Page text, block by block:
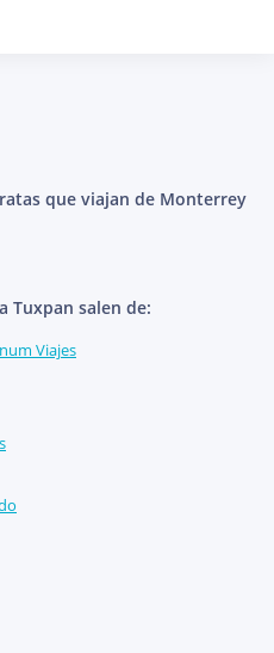
que viajan de Monterrey
Tuxpan salen de:
Viajes